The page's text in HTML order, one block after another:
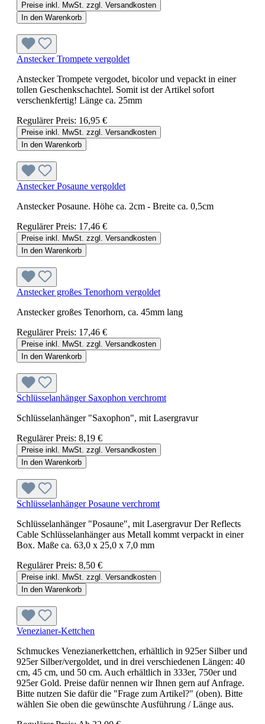
Preise inkl. MwSt. zzgl. Versandkosten
In den Warenkorb
Anstecker Trompete vergoldet
Anstecker Trompete vergodet, bicolor und vepackt in einer
tollen Geschenkschachtel. Somit ist der Artikel sofort
verschenkfertig! Länge ca. 25mm
Regulärer Preis: 16,95 €
Preise inkl. MwSt. zzgl. Versandkosten
In den Warenkorb
Anstecker Posaune vergoldet
Anstecker Posaune. Höhe ca. 2cm - Breite ca. 0,5cm
Regulärer Preis: 17,46 €
Preise inkl. MwSt. zzgl. Versandkosten
In den Warenkorb
Anstecker großes Tenorhorn vergoldet
Anstecker großes Tenorhorn, ca. 45mm lang
Regulärer Preis: 17,46 €
Preise inkl. MwSt. zzgl. Versandkosten
In den Warenkorb
Schlüsselanhänger Saxophon verchromt
Schlüsselanhänger "Saxophon", mit Lasergravur
Regulärer Preis: 8,19 €
Preise inkl. MwSt. zzgl. Versandkosten
In den Warenkorb
Schlüsselanhänger Posaune verchromt
Schlüsselanhänger "Posaune", mit Lasergravur Der Reflects
Cable Schlüsselanhänger aus Metall kommt verpackt in einer
Box. Maße ca. 63,0 x 25,0 x 7,0 mm
Regulärer Preis: 8,50 €
Preise inkl. MwSt. zzgl. Versandkosten
In den Warenkorb
Venezianer-Kettchen
Schmuckes Venezianerkettchen, erhältlich in 925er Silber und
925er Silber/vergoldet, und in drei verschiedenen Längen: 40
cm, 45 cm, und 50 cm. Auch erhältlich in 333er, 750er und
925er Gold. Preise dafür nennen wir Ihnen gern auf Anfrage.
Bitte nutzen Sie dafür die "Frage zum Artikel?" (oben). Bitte
wählen Sie oben die gewünschte Ausführung / Länge aus.